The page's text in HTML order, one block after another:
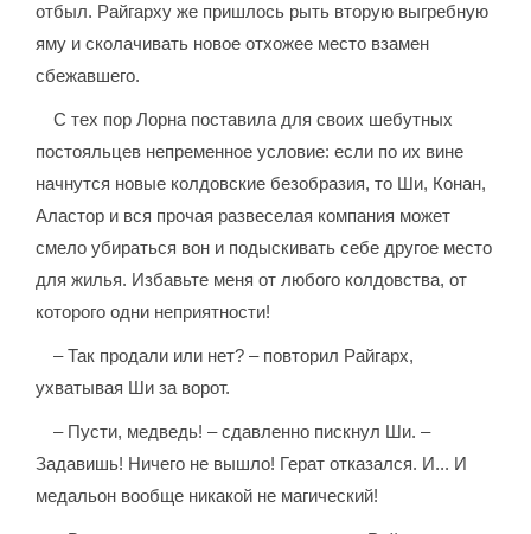
отбыл. Райгарху же пришлось рыть вторую выгребную
яму и сколачивать новое отхожее место взамен
сбежавшего.
С тех пор Лорна поставила для своих шебутных
постояльцев непременное условие: если по их вине
начнутся новые колдовские безобразия, то Ши, Конан,
Аластор и вся прочая развеселая компания может
смело убираться вон и подыскивать себе другое место
для жилья. Избавьте меня от любого колдовства, от
которого одни неприятности!
– Так продали или нет? – повторил Райгарх,
ухватывая Ши за ворот.
– Пусти, медведь! – сдавленно пискнул Ши. –
Задавишь! Ничего не вышло! Герат отказался. И... И
медальон вообще никакой не магический!